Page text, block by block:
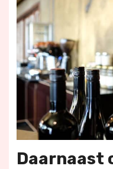
Daarnaast